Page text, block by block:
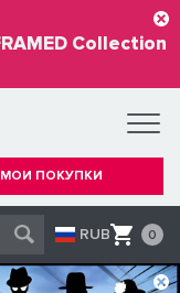
Collection
МОИ ПОКУПКИ
RUB 0